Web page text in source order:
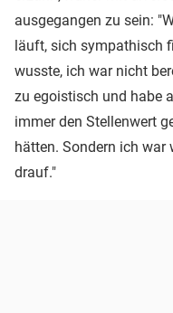
ausgegangen zu sein:
läuft, sich sympathisch
wusste, ich war nicht
zu egoistisch und habe
immer den Stellenwert
hätten. Sondern ich war
drauf."